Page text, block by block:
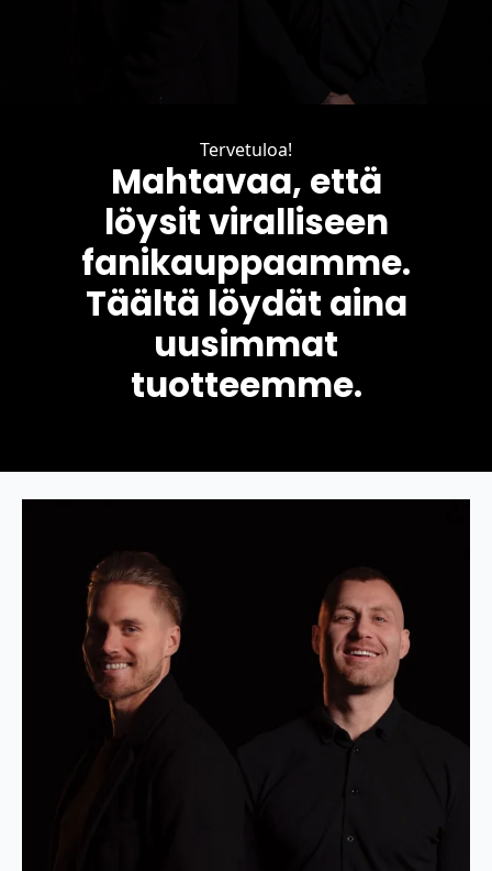
Tervetuloa!
Mahtavaa, että
löysit viralliseen
fanikauppaamme.
Täältä löydät aina
uusimmat
tuotteemme.